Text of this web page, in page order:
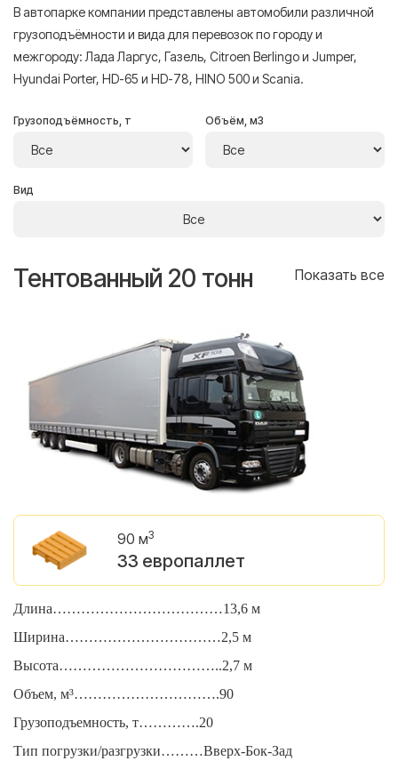
В автопарке компании представлены автомобили различной
грузоподъёмности и вида для перевозок по городу и
межгороду: Лада Ларгус, Газель, Citroen Berlingo и Jumper,
Hyundai Porter, HD-65 и HD-78, HINO 500 и Scania.
Грузоподъёмность, т Объём, м3
Вид
Тентованный 20 тонн Показать все
90 м3
33 европаллет
Длина………………………………13,6 м
Ширина……………………………2,5 м
Высота……………………………..2,7 м
Объем, м³………………………….90
Грузоподъемность, т………….20
Тип погрузки/разгрузки………Вверх-Бок-Зад